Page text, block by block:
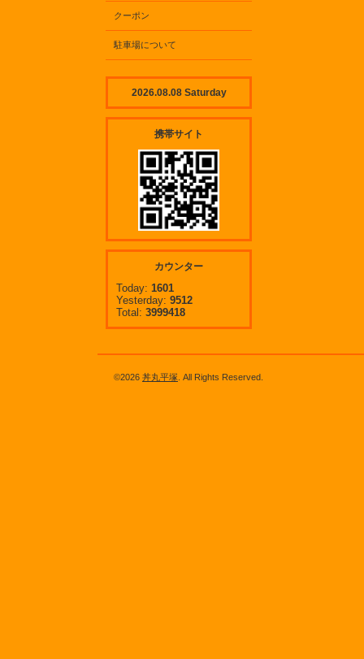
クーポン
駐車場について
2026.08.08 Saturday
携帯サイト
カウンター
Today: 1601
Yesterday: 9512
Total: 3999418
©2026 丼丸平塚 . All Rights Reserved.